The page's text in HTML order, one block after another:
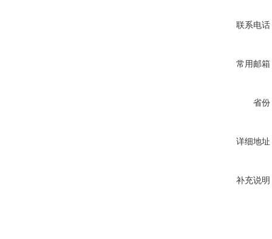
联系电话
常用邮箱
省份
详细地址
补充说明